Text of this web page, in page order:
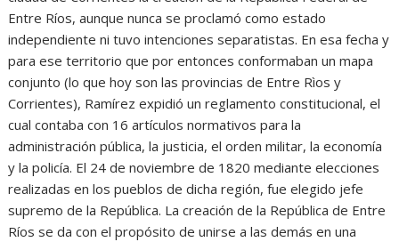
Entre Ríos, aunque nunca se proclamó como estado
independiente ni tuvo intenciones separatistas. En esa fecha y
para ese territorio que por entonces conformaban un mapa
conjunto (lo que hoy son las provincias de Entre Rìos y
Corrientes), Ramírez expidió un reglamento constitucional, el
cual contaba con 16 artículos normativos para la
administración pública, la justicia, el orden militar, la economía
y la policía. El 24 de noviembre de 1820 mediante elecciones
realizadas en los pueblos de dicha región, fue elegido jefe
supremo de la República. La creación de la República de Entre
Ríos se da con el propósito de unirse a las demás en una